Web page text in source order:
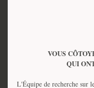
VOUS
QUI
L'Équipe de recherche sur